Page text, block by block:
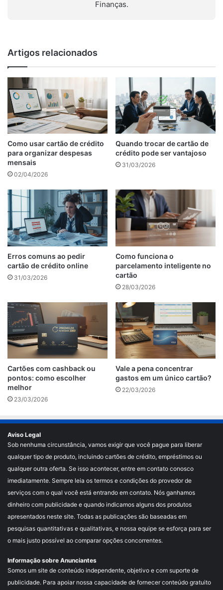
Finanças.
Artigos relacionados
Como usar cartão de crédito
para organizar despesas
mensais
02/04/2026
Quando trocar de cartão de
crédito pode ser vantajoso
31/03/2026
Erros comuns ao pedir
cartão de crédito online
31/03/2026
Como funciona o
parcelamento inteligente no
cartão
28/03/2026
Cartões com cashback ou
pontos: como escolher
melhor
23/03/2026
Vale a pena concentrar
gastos em um único cartão?
22/03/2026
Aviso Legal
Sob nenhuma circunstância, vamos exigir que você pague para liberar
qualquer tipo de produto, incluindo cartões de crédito, empréstimos ou
qualquer outra oferta. Se isso acontecer, entre em contato conosco
imediatamente. Sempre leia os termos e condições do provedor de
serviços com o qual você está entrando em contato. Nós ganhamos
dinheiro com publicidade e quando indicamos alguns dos produtos
apresentados neste site. Todas as publicações são baseadas em
pesquisas quantitativas e qualitativas, e nossa equipe se esforça para ser
o mais justo possível ao comparar opções concorrentes.
Informação sobre Anunciantes
Somos um site de conteúdo independente, objetivo e com suporte de
publicidade. Para apoiar nossa capacidade de fornecer conteúdo gratuito